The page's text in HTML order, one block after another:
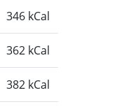
346 kCal
362 kCal
382 kCal